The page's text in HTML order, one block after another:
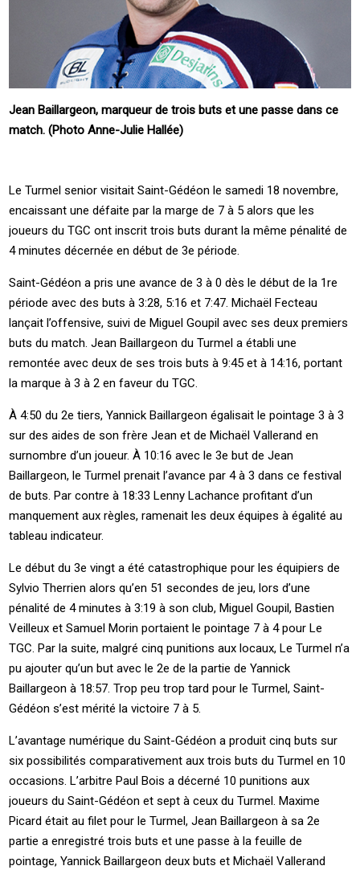
Jean Baillargeon, marqueur de trois buts et une passe dans ce
match. (Photo Anne-Julie Hallée)
Le Turmel senior visitait Saint-Gédéon le samedi 18 novembre,
encaissant une défaite par la marge de 7 à 5 alors que les
joueurs du TGC ont inscrit trois buts durant la même pénalité de
4 minutes décernée en début de 3e période.
Saint-Gédéon a pris une avance de 3 à 0 dès le début de la 1re
période avec des buts à 3:28, 5:16 et 7:47. Michaël Fecteau
lançait l’offensive, suivi de Miguel Goupil avec ses deux premiers
buts du match. Jean Baillargeon du Turmel a établi une
remontée avec deux de ses trois buts à 9:45 et à 14:16, portant
la marque à 3 à 2 en faveur du TGC.
À 4:50 du 2e tiers, Yannick Baillargeon égalisait le pointage 3 à 3
sur des aides de son frère Jean et de Michaël Vallerand en
surnombre d’un joueur. À 10:16 avec le 3e but de Jean
Baillargeon, le Turmel prenait l’avance par 4 à 3 dans ce festival
de buts. Par contre à 18:33 Lenny Lachance profitant d’un
manquement aux règles, ramenait les deux équipes à égalité au
tableau indicateur.
Le début du 3e vingt a été catastrophique pour les équipiers de
Sylvio Therrien alors qu’en 51 secondes de jeu, lors d’une
pénalité de 4 minutes à 3:19 à son club, Miguel Goupil, Bastien
Veilleux et Samuel Morin portaient le pointage 7 à 4 pour Le
TGC. Par la suite, malgré cinq punitions aux locaux, Le Turmel n’a
pu ajouter qu’un but avec le 2e de la partie de Yannick
Baillargeon à 18:57. Trop peu trop tard pour le Turmel, Saint-
Gédéon s’est mérité la victoire 7 à 5.
L’avantage numérique du Saint-Gédéon a produit cinq buts sur
six possibilités comparativement aux trois buts du Turmel en 10
occasions. L’arbitre Paul Bois a décerné 10 punitions aux
joueurs du Saint-Gédéon et sept à ceux du Turmel. Maxime
Picard était au filet pour le Turmel, Jean Baillargeon à sa 2e
partie a enregistré trois buts et une passe à la feuille de
pointage, Yannick Baillargeon deux buts et Michaël Vallerand